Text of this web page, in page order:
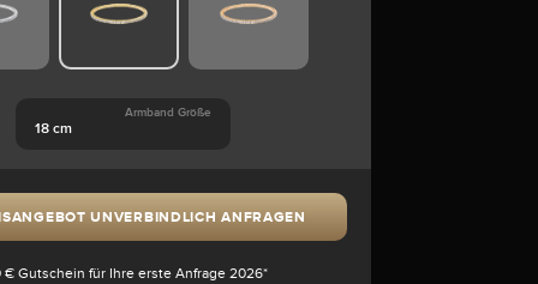
18 cm
Armband Größe
UNVERBINDLICH ANFRAGEN
€ Gutschein für Ihre erste Anfrage 2026*